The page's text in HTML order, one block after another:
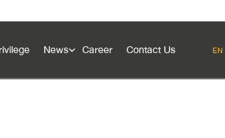
News Career Contact Us EN